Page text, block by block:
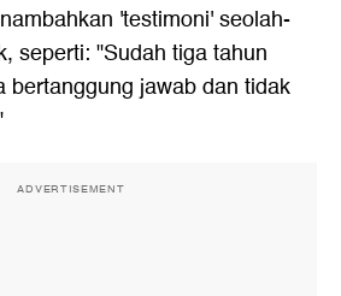
'testimoni' seolah-
seperti: "Sudah tiga tahun
bertanggung jawab dan tidak
ADVERTISEMENT